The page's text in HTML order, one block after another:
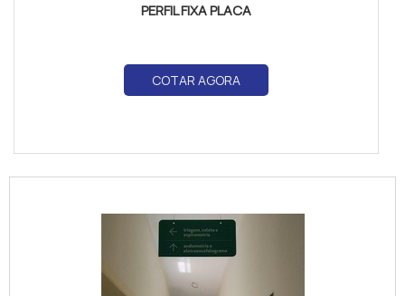
PERFIL FIXA PLACA
COTAR AGORA